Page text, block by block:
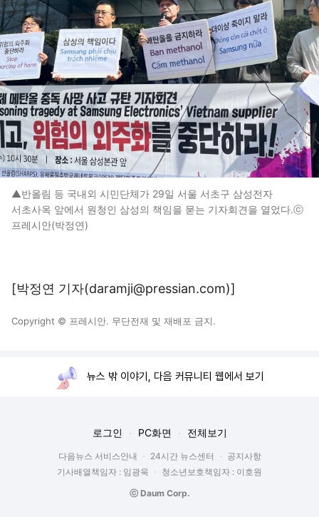
▲반올림 등 국내외 시민단체가 29일 서울 서초구 삼성전자
서초사옥 앞에서 원청인 삼성의 책임을 묻는 기자회견을 열었다.ⓒ
프레시안(박정연)
[박정연 기자(daramji@pressian.com)]
Copyright © 프레시안. 무단전재 및 재배포 금지.
뉴스 밖 이야기, 다음 커뮤니티 웹에서 보기
로그인 PC화면 전체보기
다음뉴스 서비스안내 24시간 뉴스센터
공지사항
기사배열책임자 : 임광욱
청소년보호책임자 : 이호원
ⓒ Daum Corp.